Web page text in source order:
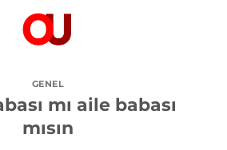
GENEL
mı aile babası
mısın